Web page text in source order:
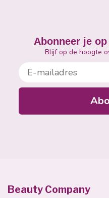
Abonneer je
Blijf op de hoogte
E-mailadres
Beauty Company